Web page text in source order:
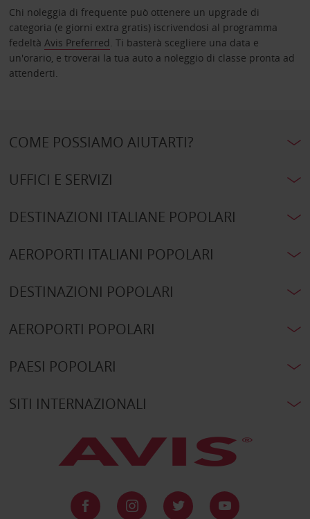
Chi noleggia di frequente può ottenere un upgrade di
categoria (e giorni extra gratis) iscrivendosi al programma
fedeltà Avis Preferred. Ti basterà scegliere una data e
un'orario, e troverai la tua auto a noleggio di classe pronta ad
attenderti.
COME POSSIAMO AIUTARTI?
UFFICI E SERVIZI
DESTINAZIONI ITALIANE POPOLARI
AEROPORTI ITALIANI POPOLARI
DESTINAZIONI POPOLARI
AEROPORTI POPOLARI
PAESI POPOLARI
SITI INTERNAZIONALI